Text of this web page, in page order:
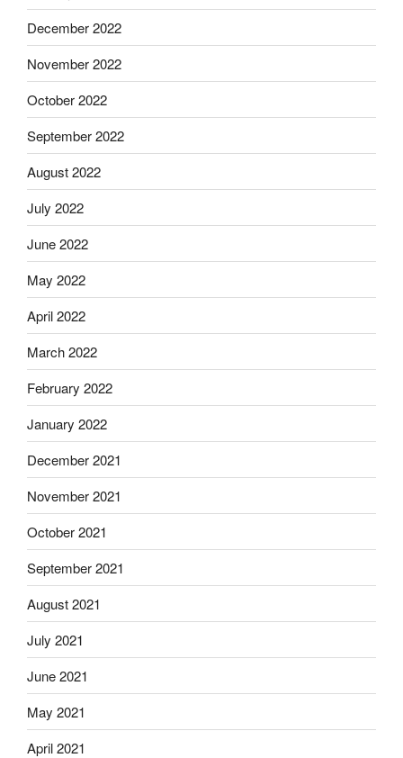
December 2022
November 2022
October 2022
September 2022
August 2022
July 2022
June 2022
May 2022
April 2022
March 2022
February 2022
January 2022
December 2021
November 2021
October 2021
September 2021
August 2021
July 2021
June 2021
May 2021
April 2021